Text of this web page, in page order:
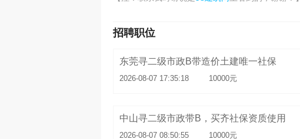
招聘职位
东莞寻二级市政B带造价土建唯一社保
2026-08-07 17:35:18 10000元
中山寻二级市政带B，买齐社保资质使用
2026-08-07 08:50:55 10000元